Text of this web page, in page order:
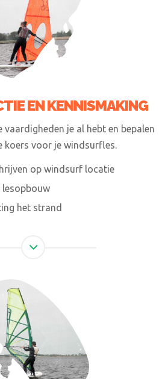
EN KENNISMAKING
vaardigheden je al hebt en bepalen
koers voor je windsurfles.
op windsurf locatie
lesopbouw
het strand